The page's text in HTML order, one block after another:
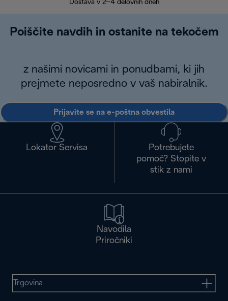
Dostava v 2–4 delovnih dneh
Poiščite navdih in ostanite na tekočem
z našimi novicami in ponudbami, ki jih
prejmete neposredno v vaš nabiralnik.
Prijavite se na e-poštna obvestila
Lokator Servisa
Potrebujete
pomoč? Stopite v
stik z nami
Navodila
Priročniki
Trgovina